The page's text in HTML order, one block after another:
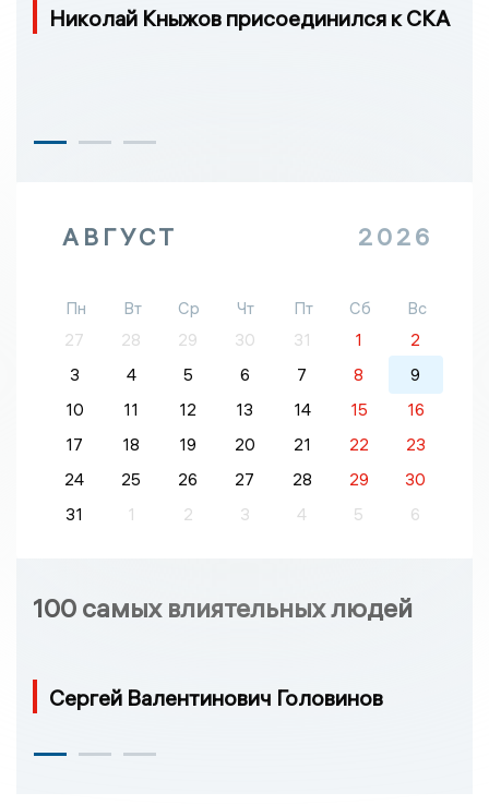
Николай Кныжов присоединился к СКА
АВГУСТ 2026
Пн Вт Ср Чт Пт Сб
Вс
27
28 29 30 31 1
2
3
4 5 6 7 8
9
10
11 12 13 14 15
16
17
18 19 20 21 22
23
24
25 26 27 28 29
30
31
1 2 3 4 5 6
100 самых влиятельных людей
Сергей Валентинович Головинов